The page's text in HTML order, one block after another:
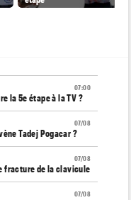
07:00
la 5e étape à la TV ?
07/08
Tadej Pogacar ?
07/08
fracture de la clavicule
07/08